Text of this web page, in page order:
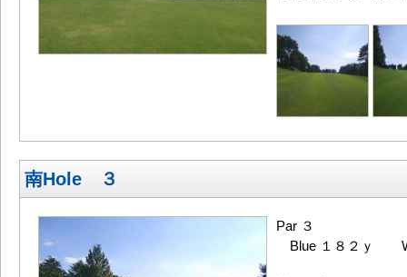
南Hole ３
Par ３
Blue １８２ｙ